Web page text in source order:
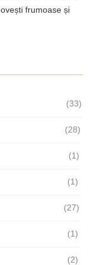
frumoase și
(33)
(28)
(1)
(1)
(27)
(1)
(2)